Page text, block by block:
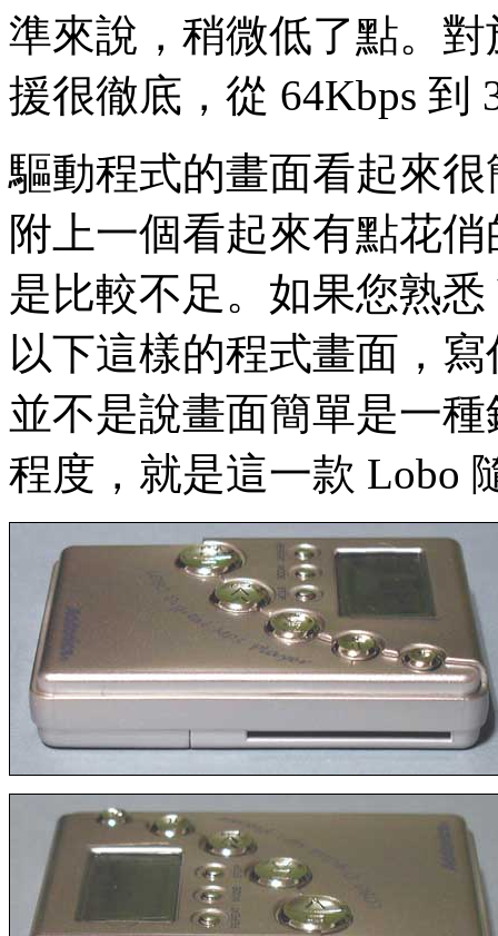
準來說，稍微低了點。
援很徹底，從 64Kbps 到
驅動程式的畫面看起來
附上一個看起來有點花
是比較不足。如果您熟
以下這樣的程式畫面，
並不是說畫面簡單是一
程度，就是這一款 Lobo